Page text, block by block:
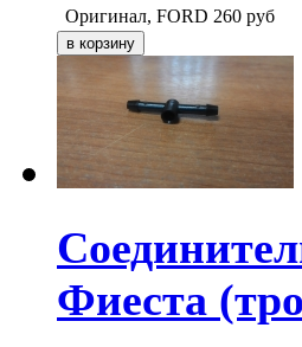
Оригинал, FORD 260 руб
Фиеста